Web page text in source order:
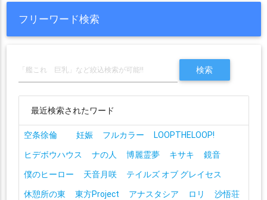
フリーワード検索
最近検索されたワード
空条徐倫 妊娠 フルカラー
LOOPTHELOOP!
ヒデボウハウス
ナの人 博麗霊夢 キサキ
鏡音
僕のヒーロー
天音月咲
テイルズ オブ グレイセス
休憩所の東
東方Project アナスタシア ロリ
沙悟荘